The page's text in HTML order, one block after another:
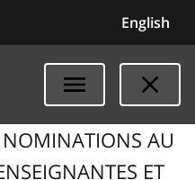
English
AU
ET